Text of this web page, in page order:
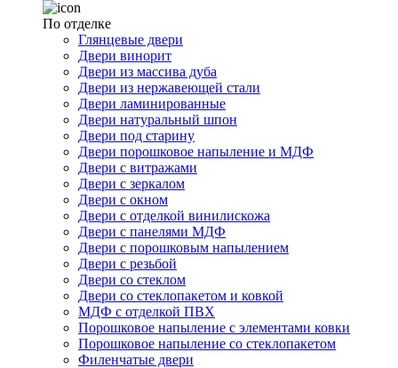
По отделке
Глянцевые двери
Двери винорит
Двери из массива дуба
Двери из нержавеющей стали
Двери ламинированные
Двери натуральный шпон
Двери под старину
Двери порошковое напыление и МДФ
Двери с витражами
Двери с зеркалом
Двери с окном
Двери с отделкой винилискожа
Двери с панелями МДФ
Двери с порошковым напылением
Двери с резьбой
Двери со стеклом
Двери со стеклопакетом и ковкой
МДФ с отделкой ПВХ
Порошковое напыление с элементами ковки
Порошковое напыление со стеклопакетом
Филенчатые двери